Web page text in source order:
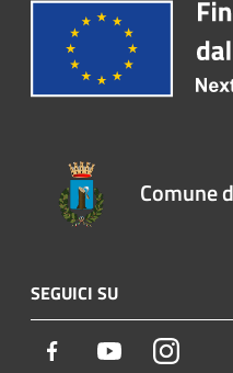
Comune
SEGUICI SU
Facebook Youtube